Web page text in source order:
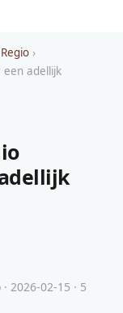
›
adellijk
2026-02-15 · 5